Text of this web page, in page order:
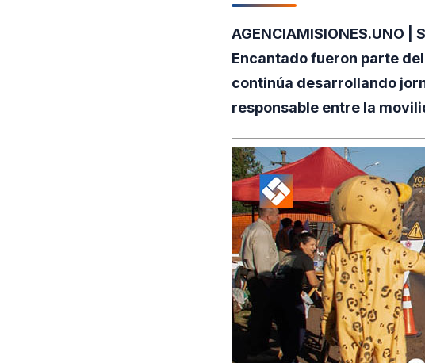
AGENCIAMISIONES.UNO
Encantado fueron parte
continúa desarrollando
responsable entre la